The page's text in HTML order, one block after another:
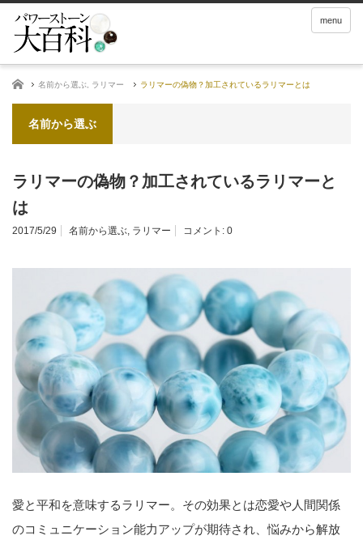
menu
ホーム 名前から選ぶ ラリマー ラリマーの偽物？加工されているラリマーとは
名前から選ぶ
ラリマーの偽物？加工されているラリマーと
は
2017/5/29 名前から選ぶ, ラリマー コメント: 0
愛と平和を意味するラリマー。その効果とは恋愛や人間関係
のコミュニケーション能力アップが期待され、悩みから解放